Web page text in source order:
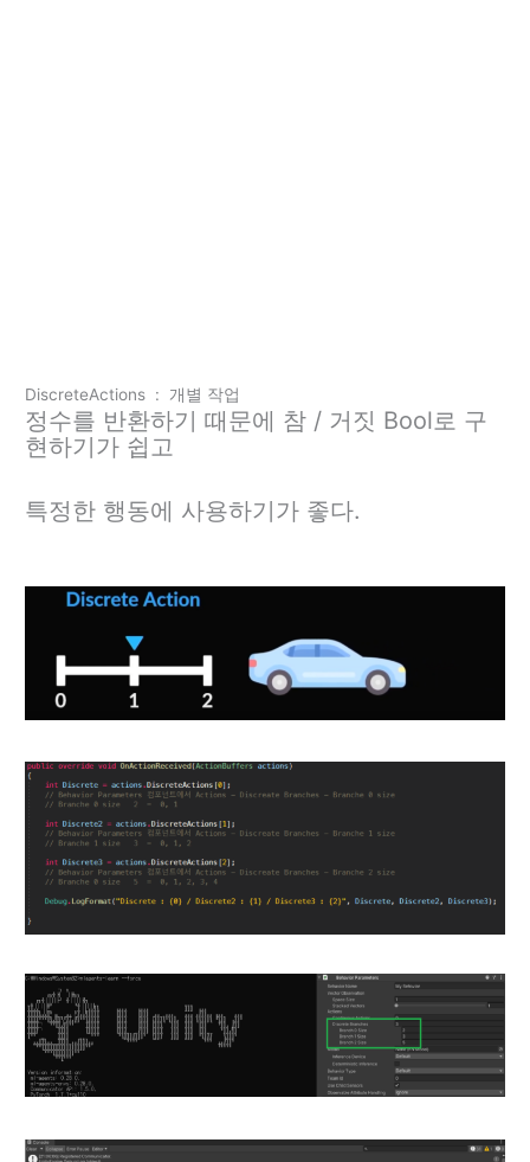
DiscreteActions : 개별 작업
정수를 반환하기 때문에 참 / 거짓 Bool로 구
현하기가 쉽고
특정한 행동에 사용하기가 좋다.